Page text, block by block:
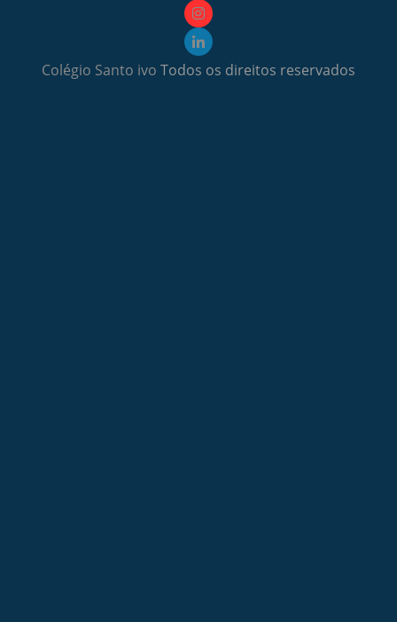
Colégio Santo ivo Todos os direitos reservados